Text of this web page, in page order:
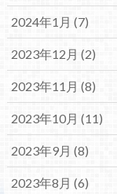
2024年1月 (7)
2023年12月 (2)
2023年11月 (8)
2023年10月 (11)
2023年9月 (8)
2023年8月 (6)